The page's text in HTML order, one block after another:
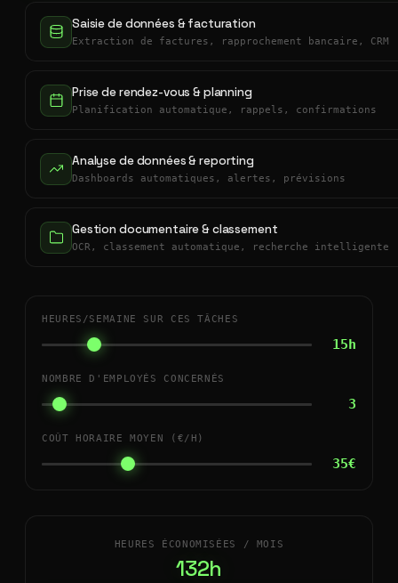
Saisie de données & facturation
Extraction de factures, rapprochement bancaire, CRM
Prise de rendez-vous & planning
Planification automatique, rappels, confirmations
Analyse de données & reporting
Dashboards automatiques, alertes, prévisions
Gestion documentaire & classement
OCR, classement automatique, recherche intelligente
HEURES/SEMAINE SUR CES TÂCHES
15h
NOMBRE D'EMPLOYÉS CONCERNÉS
3
COÛT HORAIRE MOYEN (€/H)
35€
HEURES ÉCONOMISÉES / MOIS
132h